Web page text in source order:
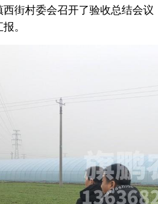
街村委会召开了验收总结会
。